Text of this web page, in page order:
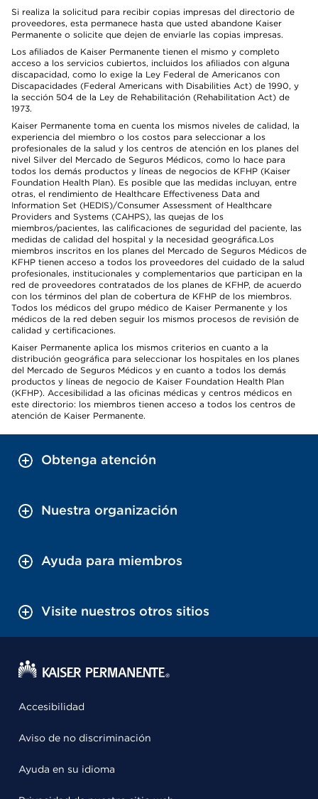
Si realiza la solicitud para recibir copias impresas del directorio de
proveedores, esta permanece hasta que usted abandone Kaiser
Permanente o solicite que dejen de enviarle las copias impresas.
Los afiliados de Kaiser Permanente tienen el mismo y completo
acceso a los servicios cubiertos, incluidos los afiliados con alguna
discapacidad, como lo exige la Ley Federal de Americanos con
Discapacidades (Federal Americans with Disabilities Act) de 1990, y
la sección 504 de la Ley de Rehabilitación (Rehabilitation Act) de
1973.
Kaiser Permanente toma en cuenta los mismos niveles de calidad, la
experiencia del miembro o los costos para seleccionar a los
profesionales de la salud y los centros de atención en los planes del
nivel Silver del Mercado de Seguros Médicos, como lo hace para
todos los demás productos y líneas de negocios de KFHP (Kaiser
Foundation Health Plan). Es posible que las medidas incluyan, entre
otras, el rendimiento de Healthcare Effectiveness Data and
Information Set (HEDIS)/Consumer Assessment of Healthcare
Providers and Systems (CAHPS), las quejas de los
miembros/pacientes, las calificaciones de seguridad del paciente, las
medidas de calidad del hospital y la necesidad geográfica.Los
miembros inscritos en los planes del Mercado de Seguros Médicos de
KFHP tienen acceso a todos los proveedores del cuidado de la salud
profesionales, institucionales y complementarios que participan en la
red de proveedores contratados de los planes de KFHP, de acuerdo
con los términos del plan de cobertura de KFHP de los miembros.
Todos los médicos del grupo médico de Kaiser Permanente y los
médicos de la red deben seguir los mismos procesos de revisión de
calidad y certificaciones.
Kaiser Permanente aplica los mismos criterios en cuanto a la
distribución geográfica para seleccionar los hospitales en los planes
del Mercado de Seguros Médicos y en cuanto a todos los demás
productos y líneas de negocio de Kaiser Foundation Health Plan
(KFHP). Accesibilidad a las oficinas médicas y centros médicos en
este directorio: los miembros tienen acceso a todos los centros de
atención de Kaiser Permanente.
Obtenga atención
Nuestra organización
Ayuda para miembros
Visite nuestros otros sitios
Accesibilidad
Aviso de no discriminación
Ayuda en su idioma